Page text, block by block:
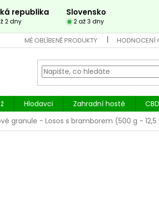
republika Slovensko
2 dny 2 až 3 dny
MÉ OBLÍBENÉ PRODUKTY HODNOCENÍ
Hlodavci Zahradní hosté
granule - Losos s bramborem (500 g - 12,5